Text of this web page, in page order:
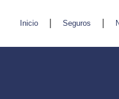
Inicio Seguros